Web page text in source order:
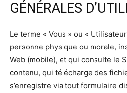
GÉNÉRALES
Le terme « Vous » ou «
personne physique ou morale,
Web (mobile), et qui consulte le
contenu, qui télécharge des
s’enregistre via tout formulaire